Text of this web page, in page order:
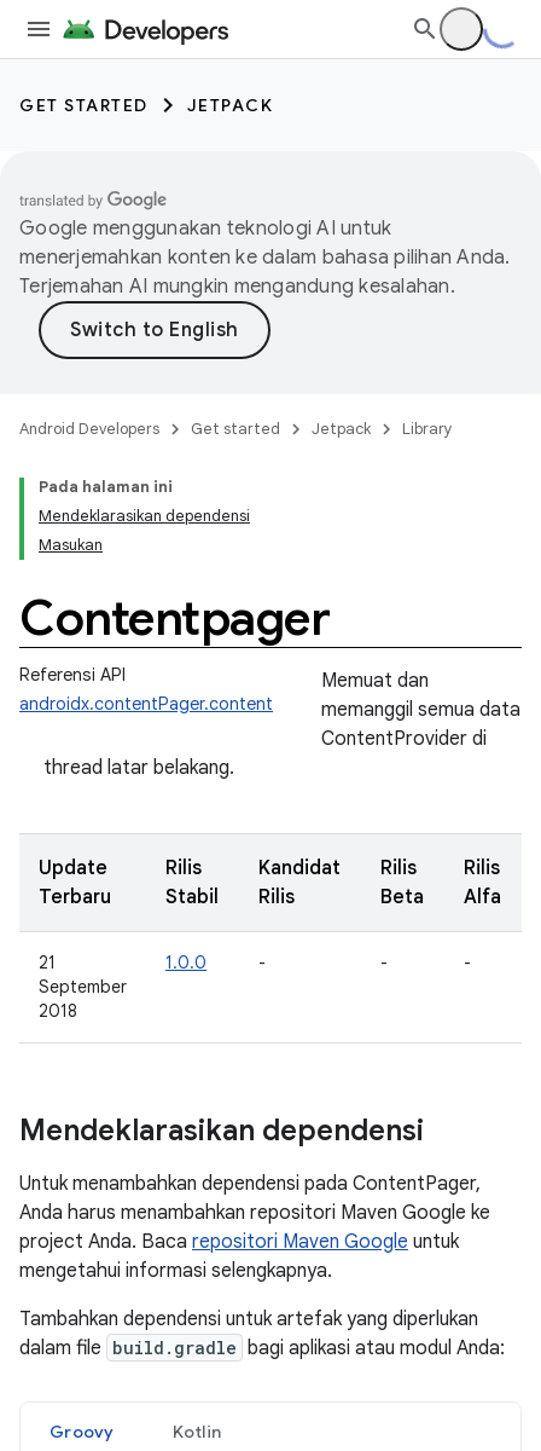
GET STARTED JETPACK
Google menggunakan teknologi AI untuk
menerjemahkan konten ke dalam bahasa pilihan Anda.
Terjemahan AI mungkin mengandung kesalahan.
Android Developers Get started Jetpack Library
Pada halaman ini
Mendeklarasikan dependensi
Masukan
Contentpager
Referensi API
androidx.contentPager.content
Memuat dan
memanggil semua data
ContentProvider di
thread latar belakang.
Update
Terbaru
Rilis
Stabil
Kandidat
Rilis
Rilis
Beta
Rilis
Alfa
21
September
2018
1.0.0 - - -
Mendeklarasikan dependensi
Untuk menambahkan dependensi pada ContentPager,
Anda harus menambahkan repositori Maven Google ke
project Anda. Baca repositori Maven Google untuk
mengetahui informasi selengkapnya.
Tambahkan dependensi untuk artefak yang diperlukan
dalam file build.gradle bagi aplikasi atau modul Anda:
Groovy Kotlin